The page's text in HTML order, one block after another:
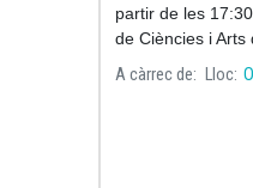
partir de les
de Ciències i Arts
celebrarà l’acte
A càrrec de Lloc